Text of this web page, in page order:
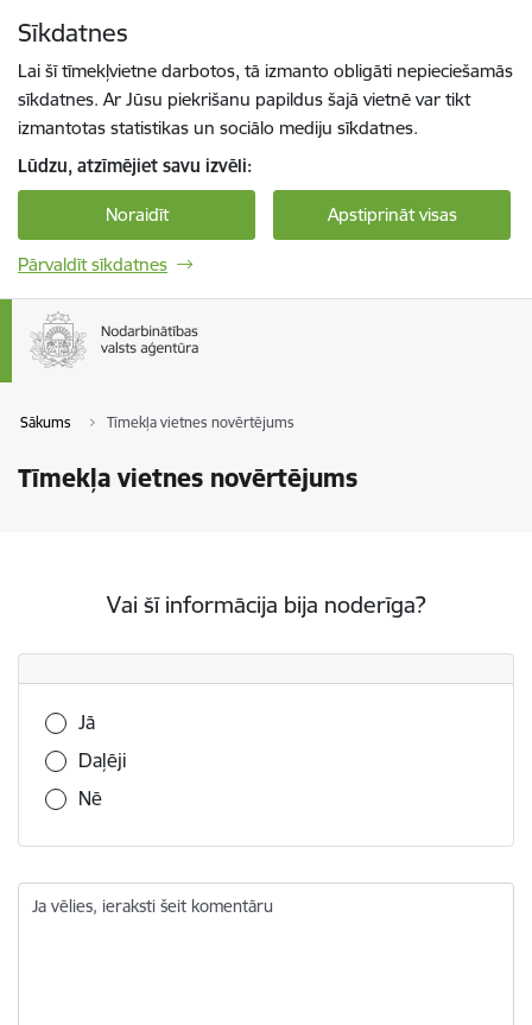
Sīkdatnes
Lai šī tīmekļvietne darbotos, tā izmanto obligāti nepieciešamās
sīkdatnes. Ar Jūsu piekrišanu papildus šajā vietnē var tikt
izmantotas statistikas un sociālo mediju sīkdatnes.
Lūdzu, atzīmējiet savu izvēli:
Noraidīt Apstiprināt visas
Pārvaldīt sīkdatnes
Sākums Tīmekļa vietnes novērtējums
Tīmekļa vietnes novērtējums
Vai šī informācija bija noderīga?
Vai šī informācija bija noderīga?
Jā
Daļēji
Nē
Ja vēlies, ieraksti šeit komentāru